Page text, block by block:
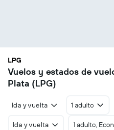
LPG
Vuelos y estados de
Plata (LPG)
Ida y vuelta 1 adulto
Ida y vuelta 1 adulto,